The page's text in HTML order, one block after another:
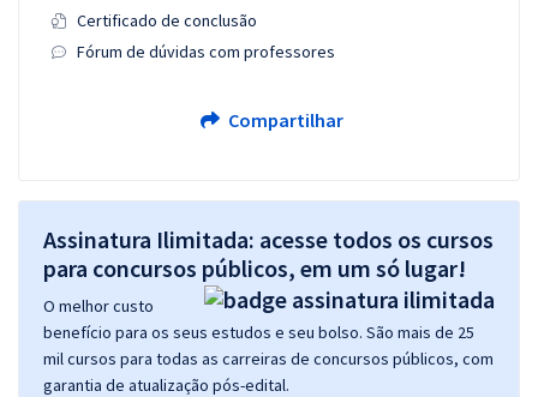
Certificado de conclusão
Fórum de dúvidas com professores
Compartilhar
Assinatura Ilimitada: acesse todos os cursos
para concursos públicos, em um só lugar!
O melhor custo
benefício para os seus estudos e seu bolso. São mais de 25
mil cursos para todas as carreiras de concursos públicos, com
garantia de atualização pós-edital.